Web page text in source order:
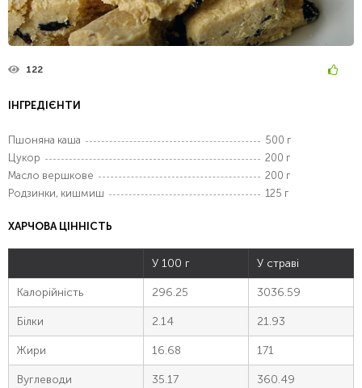
122
ІНГРЕДІЄНТИ
Пшоняна каша
500 г
Цукор
200 г
Масло вершкове
200 г
Родзинки, кишмиш
125 г
ХАРЧОВА ЦІННІСТЬ
У 100 г У страві
Калорійність 296.25 3036.59
Білки 2.14 21.93
Жири 16.68 171
Вуглеводи 35.17 360.49